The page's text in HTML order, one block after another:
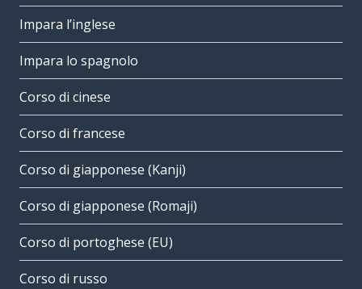
Impara l’inglese
Impara lo spagnolo
Corso di cinese
Corso di francese
Corso di giapponese (Kanji)
Corso di giapponese (Romaji)
Corso di portoghese (EU)
Corso di russo